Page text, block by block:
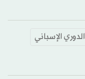
الدوري الإسباني